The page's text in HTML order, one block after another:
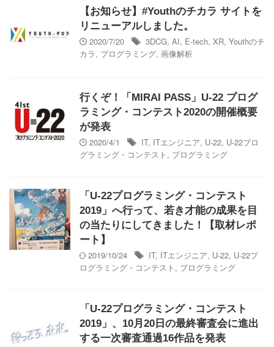
【お知らせ】#Youthのチカラ サイトを
リニューアルしました。
2020/7/20
3DCG, AI, E-tech, XR, Youthのチ
カラ, プログラミング, 画像解析
行くぞ！「MIRAI PASS」U-22 プログ
ラミング・コンテスト2020の開催概要
が発表
2020/4/1
IT, ITエンジニア, U-22, U-22プロ
グラミング・コンテスト , プログラミング
「U-22プログラミング・コンテスト
2019」へ行って、若き才能の成果を目
の当たりにしてきました！【取材レポ
ート】
2019/10/24
IT, ITエンジニア, U-22, U-22プ
ログラミング・コンテスト , プログラミング
「U-22プログラミング・コンテスト
2019」、10月20日の最終審査会に進出
する一次審査通過16作品を発表